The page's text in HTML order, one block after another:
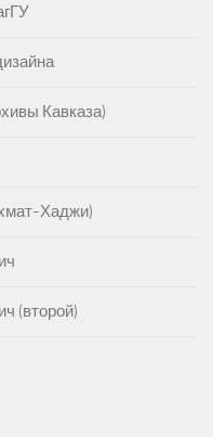
Кавказа)
Хаджи)
(второй)